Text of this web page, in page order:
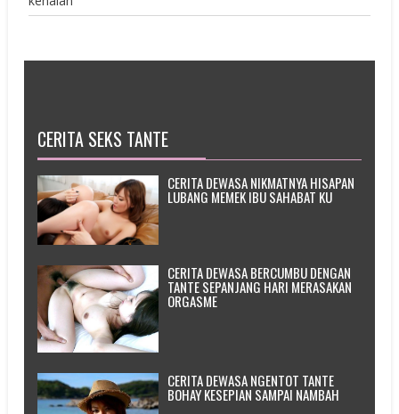
CERITA SEKS TANTE
CERITA DEWASA NIKMATNYA HISAPAN
LUBANG MEMEK IBU SAHABAT KU
CERITA DEWASA BERCUMBU DENGAN
TANTE SEPANJANG HARI MERASAKAN
ORGASME
CERITA DEWASA NGENTOT TANTE
BOHAY KESEPIAN SAMPAI NAMBAH